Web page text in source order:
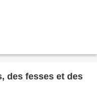
des fesses et des